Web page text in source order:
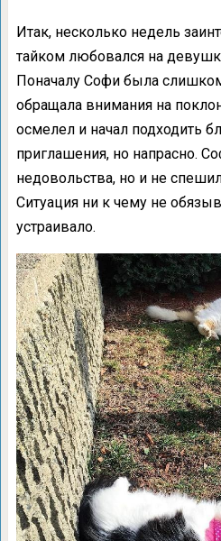
Итак, несколько недель
тайком любовался на
Поначалу Софи была
обращала внимания на
осмелел и начал подходить
приглашения, но напрасно.
недовольства, но и не
Ситуация ни к чему не
устраивало.